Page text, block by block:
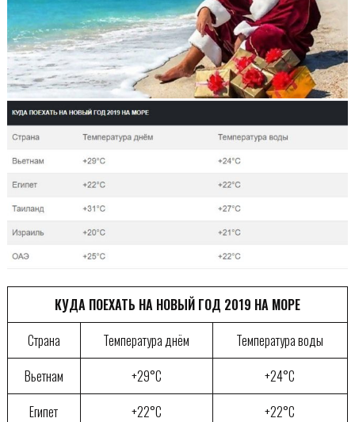
КУДА ПОЕХАТЬ НА НОВЫЙ ГОД 2019 НА МОРЕ
Страна
Температура днём
Температура воды
Вьетнам
+29°C
+24°C
Египет
+22°C
+22°C